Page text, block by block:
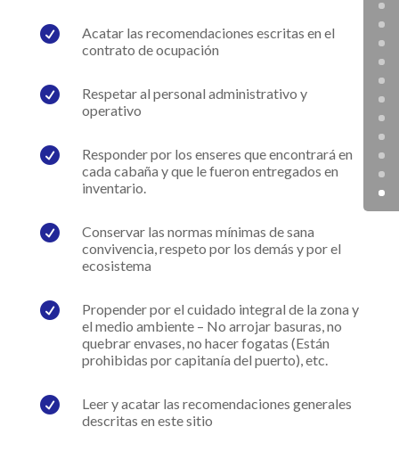

Acatar las recomendaciones escritas en el
contrato de ocupación

Respetar al personal administrativo y
operativo

Responder por los enseres que encontrará en
cada cabaña y que le fueron entregados en
inventario.

Conservar las normas mínimas de sana
convivencia, respeto por los demás y por el
ecosistema

Propender por el cuidado integral de la zona y
el medio ambiente – No arrojar basuras, no
quebrar envases, no hacer fogatas (Están
prohibidas por capitanía del puerto), etc.

Leer y acatar las recomendaciones generales
descritas en este sitio